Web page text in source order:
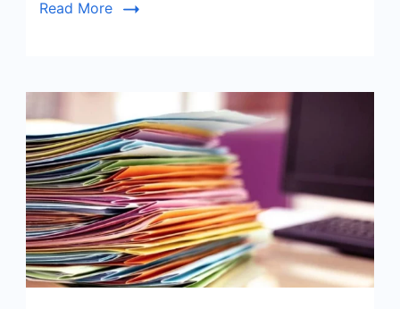
Read More